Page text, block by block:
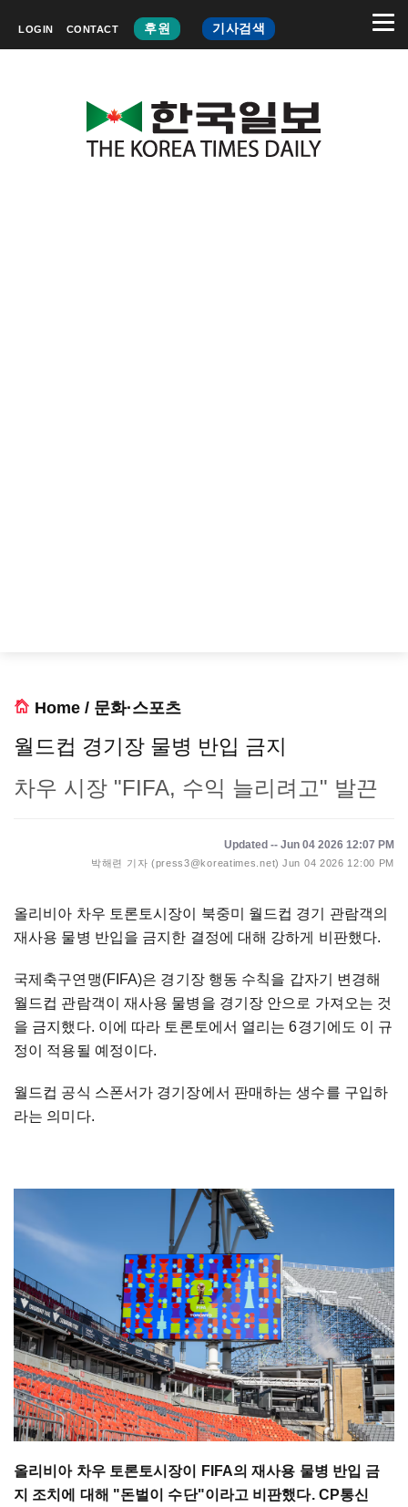
LOGIN CONTACT 후원 기사검색
Home / 문화·스포츠
월드컵 경기장 물병 반입 금지
차우 시장 "FIFA, 수익 늘리려고" 발끈
Updated -- Jun 04 2026 12:07 PM
박해련 기자 (press3@koreatimes.net) Jun 04 2026 12:00 PM
올리비아 차우 토론토시장이 북중미 월드컵 경기 관람객의
재사용 물병 반입을 금지한 결정에 대해 강하게 비판했다.
국제축구연맹(FIFA)은 경기장 행동 수칙을 갑자기 변경해
월드컵 관람객이 재사용 물병을 경기장 안으로 가져오는 것
을 금지했다. 이에 따라 토론토에서 열리는 6경기에도 이 규
정이 적용될 예정이다.
월드컵 공식 스폰서가 경기장에서 판매하는 생수를 구입하
라는 의미다.
올리비아 차우 토론토시장이 FIFA의 재사용 물병 반입 금
지 조치에 대해 "돈벌이 수단"이라고 비판했다. CP통신